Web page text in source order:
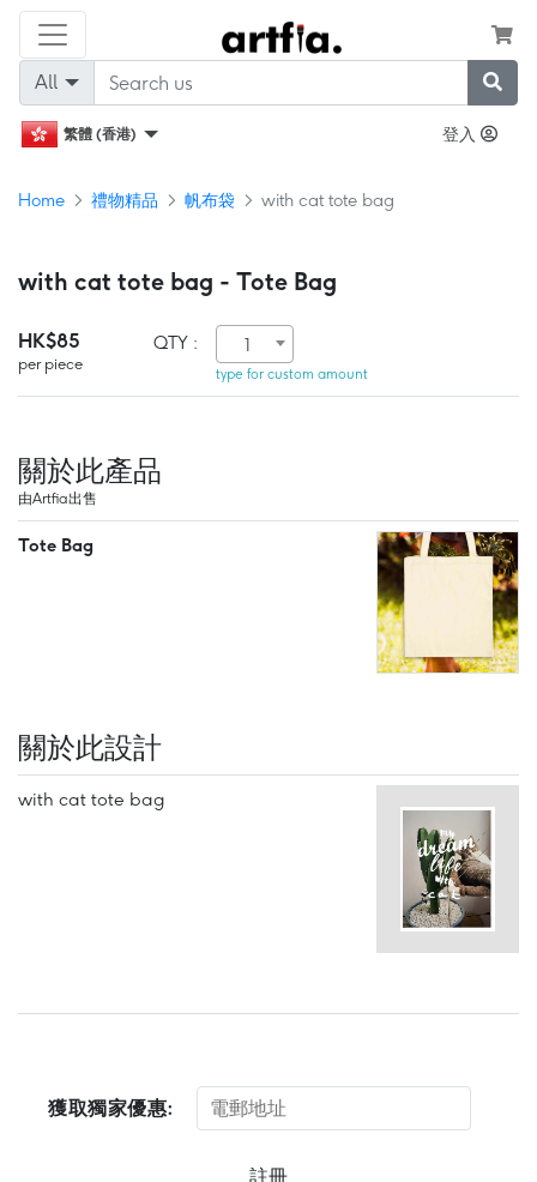
All
繁體 (香港) 登入
Home 禮物精品 帆布袋 with cat tote bag
with cat tote bag - Tote Bag
HK$85
per piece
QTY : 1
type for custom amount
關於此產品
由Artfia出售
Tote Bag
關於此設計
with cat tote bag
獲取獨家優惠:
註冊